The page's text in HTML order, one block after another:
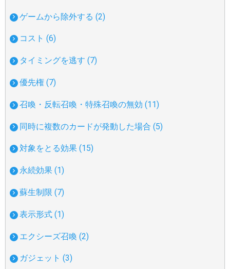
ゲームから除外する (2)
コスト (6)
タイミングを逃す (7)
優先権 (7)
召喚・反転召喚・特殊召喚の無効 (11)
同時に複数のカードが発動した場合 (5)
対象をとる効果 (15)
永続効果 (1)
蘇生制限 (7)
表示形式 (1)
エクシーズ召喚 (2)
ガジェット (3)